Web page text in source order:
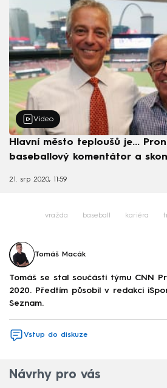
Video
Hlavní město teploušů je...
baseballový komentátor a
21. srp 2020, 11:59
vražda baseball kariéra
Tomáš Macák
Tomáš se stal součástí týmu CNN
2020. Předtím působil v redakci
Seznam.
Vstup do diskuze
Návrhy pro vás